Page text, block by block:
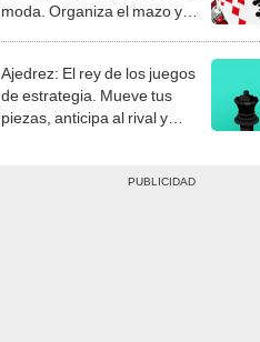
moda. Organiza el mazo y
Ajedrez: El rey de los juegos
de estrategia. Mueve tus
piezas, anticipa al rival y